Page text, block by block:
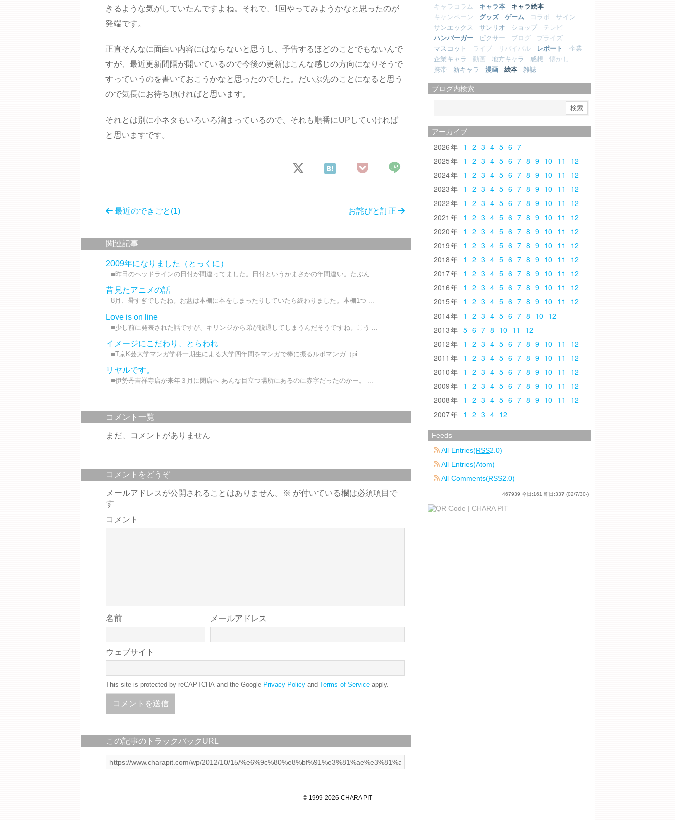
きるような気がしていたんですよね。それで、1回やってみようかなと思ったのが
発端です。
正直そんなに面白い内容にはならないと思うし、予告するほどのことでもないんで
すが、最近更新間隔が開いているので今後の更新はこんな感じの方向になりそうで
すっていうのを書いておこうかなと思ったのでした。だいぶ先のことになると思う
ので気長にお待ち頂ければと思います。
それとは別に小ネタもいろいろ溜まっているので、それも順番にUPしていければ
と思いますです。
お詫びと訂正
最近のできごと(1)
関連記事
2009年になりました（とっくに）
■昨日のヘッドラインの日付が間違ってました。日付というかまさかの年間違い。たぶん ...
昔見たアニメの話
8月、暑すぎでしたね。お盆は本棚に本をしまったりしていたら終わりました。本棚1つ ...
Love is on line
■少し前に発表された話ですが、キリンジから弟が脱退してしまうんだそうですね。こう ...
イメージにこだわり、とらわれ
■T京K芸大学マンガ学科一期生による大学四年間をマンガで棒に振るルポマンガ（pi ...
リヤルです。
■伊勢丹吉祥寺店が来年３月に閉店へ あんな目立つ場所にあるのに赤字だったのかー。 ...
コメント一覧
まだ、コメントがありません
コメントをどうぞ
メールアドレスが公開されることはありません。 ※ が付いている欄は必須項目で
す
コメント
名前 メールアドレス
ウェブサイト
This site is protected by reCAPTCHA and the Google Privacy Policy and Terms of Service apply.
この記事のトラックバックURL
キャラコラム
キャラ本
キャラ絵本
キャンペーン
グッズ ゲーム コラボ
サイン
サンエックス
サンリオ ショップ
テレビ
ハンバーガー
ピクサー ブログ
プライズ
マスコット
ライブ リバイバル レポート
企業
企業キャラ
動画 地方キャラ 感想
懐かし
携帯
新キャラ 漫画 絵本 雑誌
ブログ内検索
アーカイブ
2026 1 2 3 4 5 6 7
2025
1 2 3 4 5 6 7 8 9 10 11
12
2024
1 2 3 4 5 6 7 8 9 10 11
12
2023
1 2 3 4 5 6 7 8 9 10 11
12
2022
1 2 3 4 5 6 7 8 9 10 11
12
2021
1 2 3 4 5 6 7 8 9 10 11
12
2020
1 2 3 4 5 6 7 8 9 10 11
12
2019
1 2 3 4 5 6 7 8 9 10 11
12
2018
1 2 3 4 5 6 7 8 9 10 11
12
2017
1 2 3 4 5 6 7 8 9 10 11
12
2016
1 2 3 4 5 6 7 8 9 10 11
12
2015
1 2 3 4 5 6 7 8 9 10 11
12
2014
1 2 3 4 5 6 7 8 10 12
2013
5 6 7 8 10 11
12
2012
1 2 3 4 5 6 7 8 9 10 11
12
2011
1 2 3 4 5 6 7 8 9 10 11
12
2010
1 2 3 4 5 6 7 8 9 10 11
12
2009
1 2 3 4 5 6 7 8 9 10 11
12
2008
1 2 3 4 5 6 7 8 9 10 11
12
2007
1 2 3 4 12
Feeds
All Entries(RSS2.0)
All Entries(Atom)
All Comments(RSS2.0)
467939 今日:161 昨日:337 (02/7/30-)
© 1999-2026 CHARA PIT